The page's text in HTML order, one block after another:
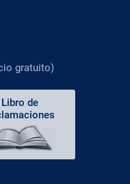
gratuito)
Libro de